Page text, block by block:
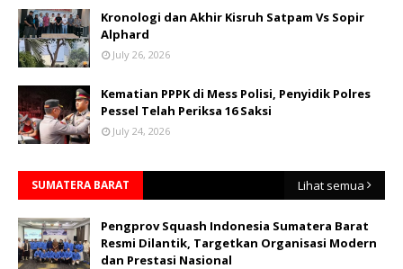
Kronologi dan Akhir Kisruh Satpam Vs Sopir
Alphard
July 26, 2026
Kematian PPPK di Mess Polisi, Penyidik Polres
Pessel Telah Periksa 16 Saksi
July 24, 2026
SUMATERA BARAT Lihat semua
Pengprov Squash Indonesia Sumatera Barat
Resmi Dilantik, Targetkan Organisasi Modern
dan Prestasi Nasional